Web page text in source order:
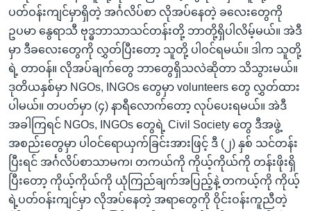
ပတ်ဝန်းကျင်မှာရှိတဲ့ အင်္ဂလိပ်စာ လိုအပ်နေတဲ့ ခလေးတွေကို
ဥပမာ နွေရာသီ ဗုဒ္ဓဘာသာသင်တန်းတို့ ဘာတို့ရှိပါလိမ့်မယ်။ အဲဒီ
မှာ ဒီခလေးတွေကို လွှတ်ပြီးတော့ သူတို့ ပါဝင်ရမယ်။ ဒါက သူတို့
ရဲ့ တာဝန်။ လိုအပ်ချက်တွေ ဘာတွေရှိသလဲဆိုတာ သိသွားမယ်။
ဒုတိယနှစ်မှာ NGOs, INGOs တွေမှာ volunteers တွေ လွှတ်ထား
ပါမယ်။ တပတ်မှာ (၄) နာရီလောက်တော့ လုပ်ပေးရမယ်။ အဲဒီ
အခါကြရင် NGOs, INGOs တွေရဲ့ Civil Society တွေ ဒီအဖွဲ့
အစည်းတွေမှာ ပါဝင်ရောယှက်ခြင်းအားဖြင့် ဒီ (၂) နှစ် သင်တန်း
ပြီးရင် အင်္ဂလိပ်စာသာမက၊ တကယ်ကို ကိုယ့်ကိုယ်ကို တန်းဖိုးရှိ
ပြီးတော့ ကိုယ့်ကိုယ်ကို ယုံကြည်ချက်အပြည့်နဲ့ တကယ့်ကို ကိုယ့်
ရဲ့ပတ်ဝန်းကျင်မှာ လိုအပ်နေတဲ့ အရာတွေကို ဝိုင်းဝန်းကူညီတဲ့